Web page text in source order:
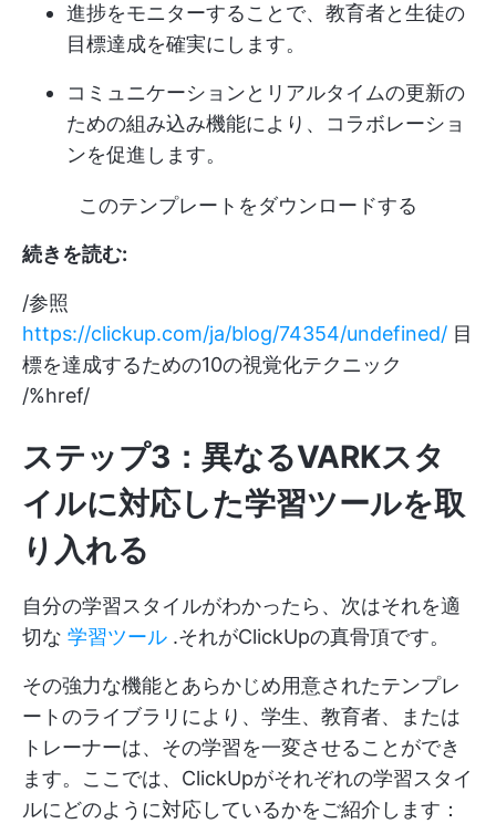
進捗をモニターすることで、教育者と生徒の
目標達成を確実にします。
コミュニケーションとリアルタイムの更新の
ための組み込み機能により、コラボレーショ
ンを促進します。
このテンプレートをダウンロードする
続きを読む:
/参照
https://clickup.com/ja/blog/74354/undefined/ 目
標を達成するための10の視覚化テクニック
/%href/
ステップ3：異なるVARKスタ
イルに対応した学習ツールを取
り入れる
自分の学習スタイルがわかったら、次はそれを適
切な 学習ツール .それがClickUpの真骨頂です。
その強力な機能とあらかじめ用意されたテンプレ
ートのライブラリにより、学生、教育者、または
トレーナーは、その学習を一変させることができ
ます。ここでは、ClickUpがそれぞれの学習スタイ
ルにどのように対応しているかをご紹介します：